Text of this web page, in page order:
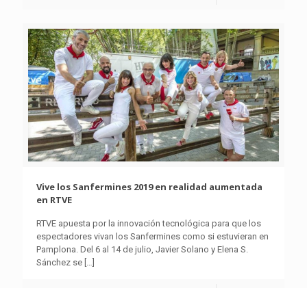
Vive los Sanfermines 2019 en realidad aumentada
en RTVE
RTVE apuesta por la innovación tecnológica para que los
espectadores vivan los Sanfermines como si estuvieran en
Pamplona. Del 6 al 14 de julio, Javier Solano y Elena S.
Sánchez se […]